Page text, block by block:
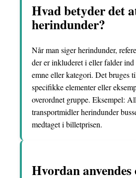
Hvad betyder det
herindunder?
Når man siger herindunder,
der er inkluderet i eller falder
emne eller kategori. Det bruges
specifikke elementer eller
overordnet gruppe. Eksempel:
transportmidler herindunder
medtaget i billetprisen.
Hvordan